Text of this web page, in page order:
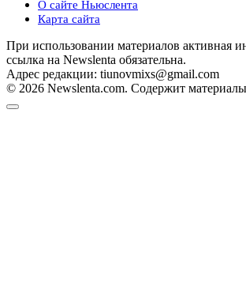
О сайте Ньюслента
Карта сайта
При использовании материалов активная
ссылка на Newslenta обязательна.
Адрес редакции: tiunovmixs@gmail.com
© 2026 Newslenta.com. Содержит